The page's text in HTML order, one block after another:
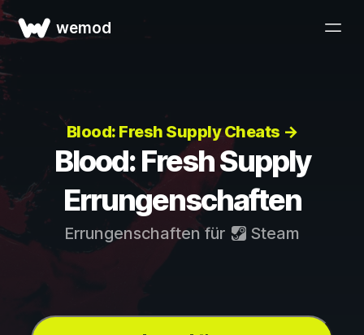
wemod
Blood: Fresh Supply Cheats →
Blood: Fresh Supply
Errungenschaften
Errungenschaften für Steam